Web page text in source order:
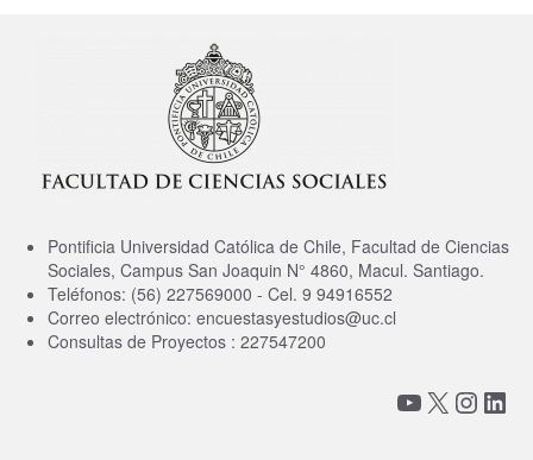
Pontificia Universidad Católica de Chile, Facultad de Ciencias
Sociales, Campus San Joaquin N° 4860, Macul. Santiago.
Teléfonos: (56) 227569000 - Cel. 9 94916552
Correo electrónico: encuestasyestudios@uc.cl
Consultas de Proyectos : 227547200
YouTube
X